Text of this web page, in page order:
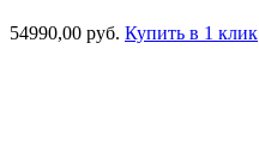
54990,00 руб. Купить в 1 клик